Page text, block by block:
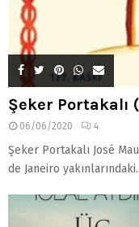
Şeker Portakalı
06/06/2020 4
Şeker Portakalı José
de Janeiro